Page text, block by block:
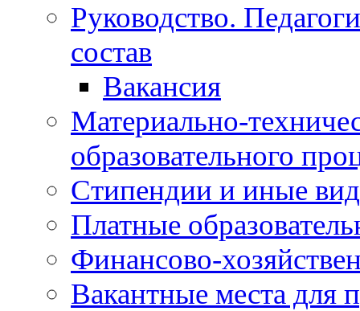
Руководство.
состав
Вакансия
Материально-
образовательного
Стипендии и иные
Платные
Финансово-
Вакантные места для